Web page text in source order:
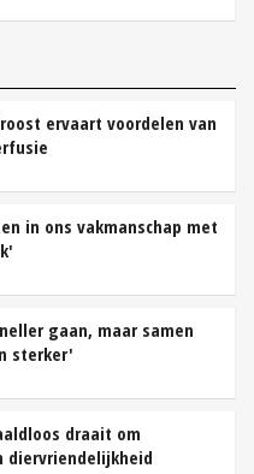
ervaart voordelen van
in ons vakmanschap met
gaan, maar samen
sterker'
draait om
diervriendelijkheid